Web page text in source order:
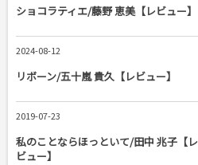
ショコラティエ/藤野 恵美【レビュー】
2024-08-12
リボーン/五十嵐 貴久【レビュー】
2019-07-23
私のことならほっといて/田中 兆子【レ
ビュー】